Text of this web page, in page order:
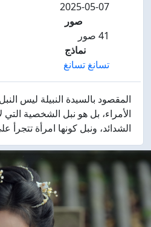
2025-05-07
صور
41 صور
نماذج
تسانغ تسانغ
المقصود بالسيدة النبيلة ليس
الأمراء، بل هو نبل الشخصية التي
الشدائد، ونبل كونها امرأة تتجرأ